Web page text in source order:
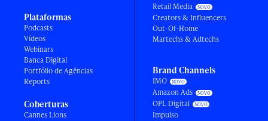
Plataformas
Podcasts
Vídeos
Webinars
Banca Digital
Portfólio de Agências
Reports
Coberturas
Cannes Lions
Retail Media
Creators & Influencers
Out-Of-Home
Martechs & Adtechs
Brand Channels
IMO
Amazon Ads
OPL Digital
Impulso